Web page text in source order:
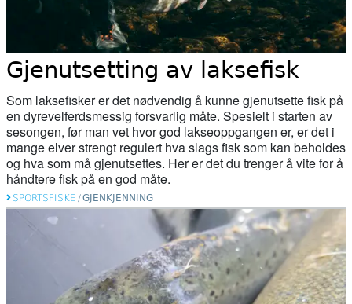
Gjenutsetting av laksefisk
Som laksefisker er det nødvendig å kunne gjenutsette fisk på
en dyrevelferdsmessig forsvarlig måte. Spesielt i starten av
sesongen, før man vet hvor god lakseoppgangen er, er det i
mange elver strengt regulert hva slags fisk som kan beholdes
og hva som må gjenutsettes. Her er det du trenger å vite for å
håndtere fisk på en god måte.
SPORTSFISKE /GJENKJENNING